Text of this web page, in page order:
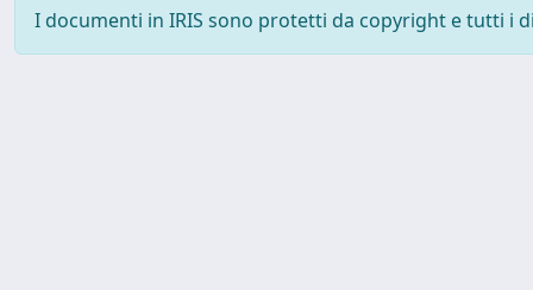
I documenti in IRIS sono protetti da copyright e tutti i